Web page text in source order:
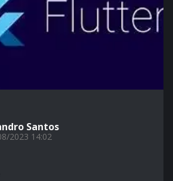
Santos
2023 14:02